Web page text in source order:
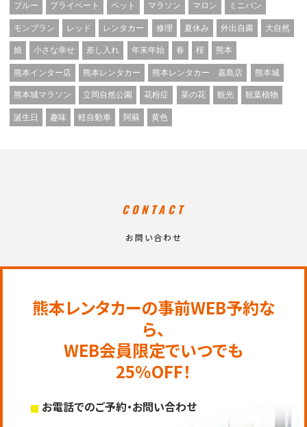
ブルー プライベート ペット マラソン マロン ミニバン
モンブラン レッド レンタカー 修理 夏休み 外出自粛 大自然
娘 小さな幸せ 差し入れ 年末年始 春 桜 熊本
熊本インター店 熊本レンタカー 熊本レンタカー 嘉島店 熊本城
熊本城マラソン 立岡自然公園 花粉症 菜の花 観光 観葉植物
誕生日 趣味 軽自動車 阿蘇 黄色
CONTACT
お問い合わせ
熊本レンタカーの事前WEB予約な
ら、
WEB会員限定でいつでも
25％OFF！
お電話でのご予約・お問い合わせ